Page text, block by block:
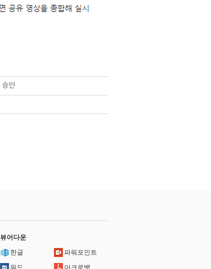
인
뷰어다운
한글 파워포인트
워드 아크로뱃